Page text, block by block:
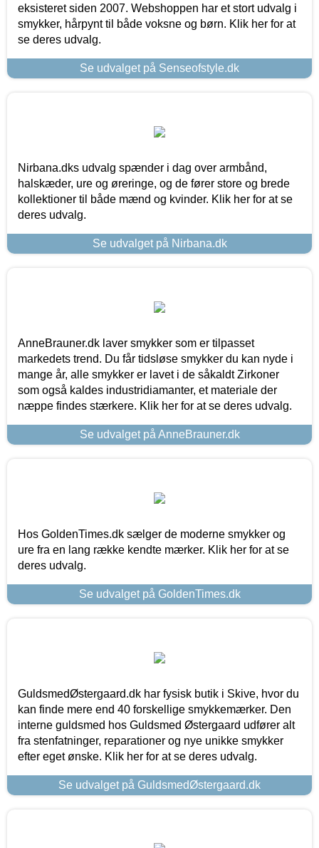
eksisteret siden 2007. Webshoppen har et stort udvalg i
smykker, hårpynt til både voksne og børn. Klik her for at
se deres udvalg.
Se udvalget på Senseofstyle.dk
Nirbana.dks udvalg spænder i dag over armbånd,
halskæder, ure og øreringe, og de fører store og brede
kollektioner til både mænd og kvinder. Klik her for at se
deres udvalg.
Se udvalget på Nirbana.dk
AnneBrauner.dk laver smykker som er tilpasset
markedets trend. Du får tidsløse smykker du kan nyde i
mange år, alle smykker er lavet i de såkaldt Zirkoner
som også kaldes industridiamanter, et materiale der
næppe findes stærkere. Klik her for at se deres udvalg.
Se udvalget på AnneBrauner.dk
Hos GoldenTimes.dk sælger de moderne smykker og
ure fra en lang række kendte mærker. Klik her for at se
deres udvalg.
Se udvalget på GoldenTimes.dk
GuldsmedØstergaard.dk har fysisk butik i Skive, hvor du
kan finde mere end 40 forskellige smykkemærker. Den
interne guldsmed hos Guldsmed Østergaard udfører alt
fra stenfatninger, reparationer og nye unikke smykker
efter eget ønske. Klik her for at se deres udvalg.
Se udvalget på GuldsmedØstergaard.dk